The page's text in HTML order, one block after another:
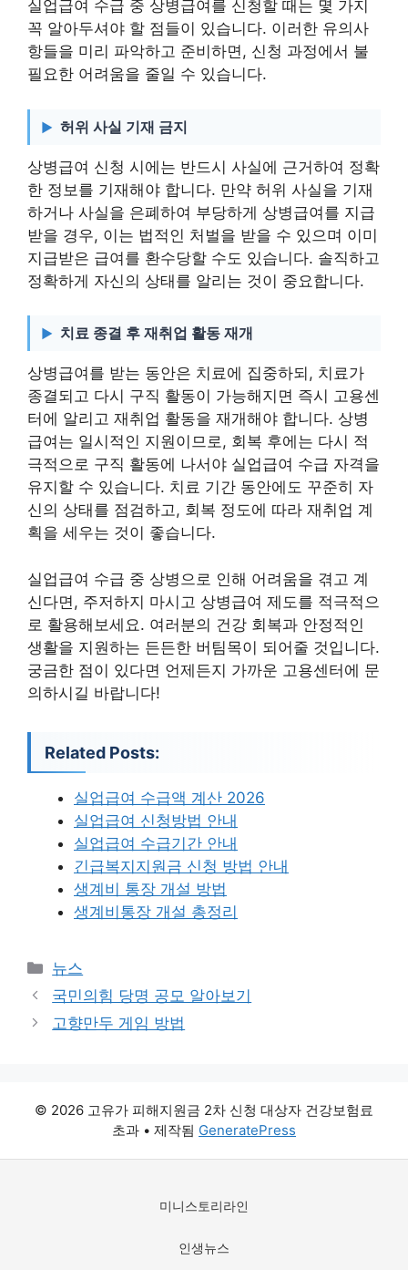
실업급여 수급 중 상병급여를 신청할 때는 몇 가지
꼭 알아두셔야 할 점들이 있습니다. 이러한 유의사
항들을 미리 파악하고 준비하면, 신청 과정에서 불
필요한 어려움을 줄일 수 있습니다.
허위 사실 기재 금지
상병급여 신청 시에는 반드시 사실에 근거하여 정확
한 정보를 기재해야 합니다. 만약 허위 사실을 기재
하거나 사실을 은폐하여 부당하게 상병급여를 지급
받을 경우, 이는 법적인 처벌을 받을 수 있으며 이미
지급받은 급여를 환수당할 수도 있습니다. 솔직하고
정확하게 자신의 상태를 알리는 것이 중요합니다.
치료 종결 후 재취업 활동 재개
상병급여를 받는 동안은 치료에 집중하되, 치료가
종결되고 다시 구직 활동이 가능해지면 즉시 고용센
터에 알리고 재취업 활동을 재개해야 합니다. 상병
급여는 일시적인 지원이므로, 회복 후에는 다시 적
극적으로 구직 활동에 나서야 실업급여 수급 자격을
유지할 수 있습니다. 치료 기간 동안에도 꾸준히 자
신의 상태를 점검하고, 회복 정도에 따라 재취업 계
획을 세우는 것이 좋습니다.
실업급여 수급 중 상병으로 인해 어려움을 겪고 계
신다면, 주저하지 마시고 상병급여 제도를 적극적으
로 활용해보세요. 여러분의 건강 회복과 안정적인
생활을 지원하는 든든한 버팀목이 되어줄 것입니다.
궁금한 점이 있다면 언제든지 가까운 고용센터에 문
의하시길 바랍니다!
Related Posts:
실업급여 수급액 계산 2026
실업급여 신청방법 안내
실업급여 수급기간 안내
긴급복지지원금 신청 방법 안내
생계비 통장 개설 방법
생계비통장 개설 총정리
카
테
고
리
뉴스
국민의힘 당명 공모 알아보기
고향만두 게임 방법
© 2026 고유가 피해지원금 2차 신청 대상자 건강보험료
초과 • 제작됨 GeneratePress
미니스토리라인
인생뉴스